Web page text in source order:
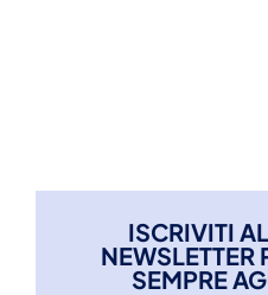
ISCRIVITI
NEWSLETTER
SEMPRE